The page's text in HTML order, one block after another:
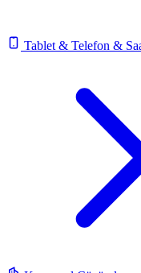
Tablet & Telefon &